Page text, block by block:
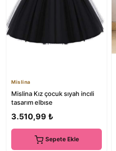
Mislina
Mislina Kız çocuk sıyah incıli
tasarım elbıse
3.510,99 ₺
Sepete Ekle